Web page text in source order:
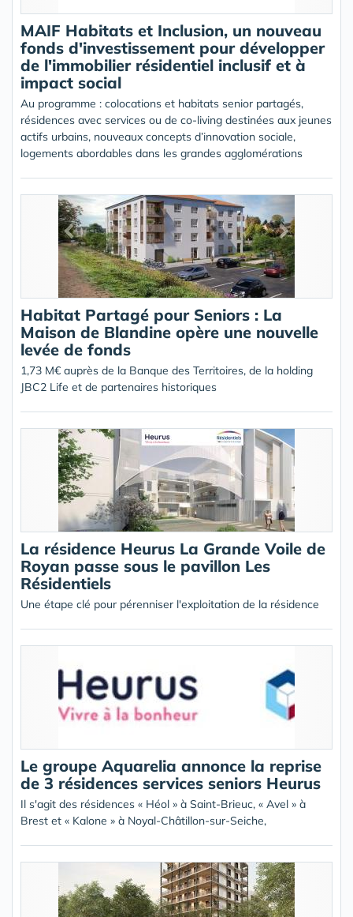
MAIF Habitats et Inclusion, un nouveau
fonds d'investissement pour développer
de l'immobilier résidentiel inclusif et à
impact social
Au programme : colocations et habitats senior partagés,
résidences avec services ou de co-living destinées aux jeunes
actifs urbains, nouveaux concepts d’innovation sociale,
logements abordables dans les grandes agglomérations
Habitat Partagé pour Seniors : La
Maison de Blandine opère une nouvelle
levée de fonds
1,73 M€ auprès de la Banque des Territoires, de la holding
JBC2 Life et de partenaires historiques
La résidence Heurus La Grande Voile de
Royan passe sous le pavillon Les
Résidentiels
Une étape clé pour pérenniser l'exploitation de la résidence
Le groupe Aquarelia annonce la reprise
de 3 résidences services seniors Heurus
Il s'agit des résidences « Héol » à Saint-Brieuc, « Avel » à
Brest et « Kalone » à Noyal-Châtillon-sur-Seiche,